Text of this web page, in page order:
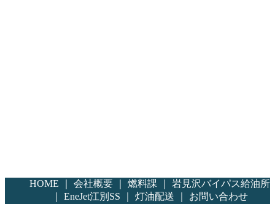
HOME ｜ 会社概要 ｜ 燃料課 ｜
岩見沢バイパス給油所
EneJet江別SS ｜ 灯油配送 ｜ お問い合わせ